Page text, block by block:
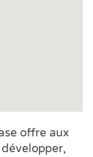
offre aux